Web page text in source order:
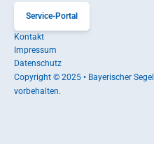
Service-Portal
Kontakt
Impressum
Datenschutz
Copyright © 2025 • Bayerischer
vorbehalten.